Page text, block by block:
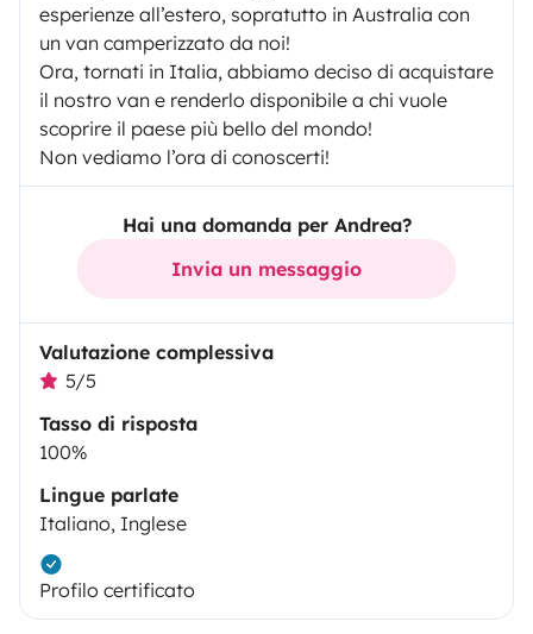
esperienze all’estero, sopratutto in Australia con
un van camperizzato da noi!
Ora, tornati in Italia, abbiamo deciso di acquistare
il nostro van e renderlo disponibile a chi vuole
scoprire il paese più bello del mondo!
Non vediamo l’ora di conoscerti!
Hai una domanda per Andrea?
Invia un messaggio
Valutazione complessiva
5/5
Tasso di risposta
100%
Lingue parlate
Italiano, Inglese
Profilo certificato